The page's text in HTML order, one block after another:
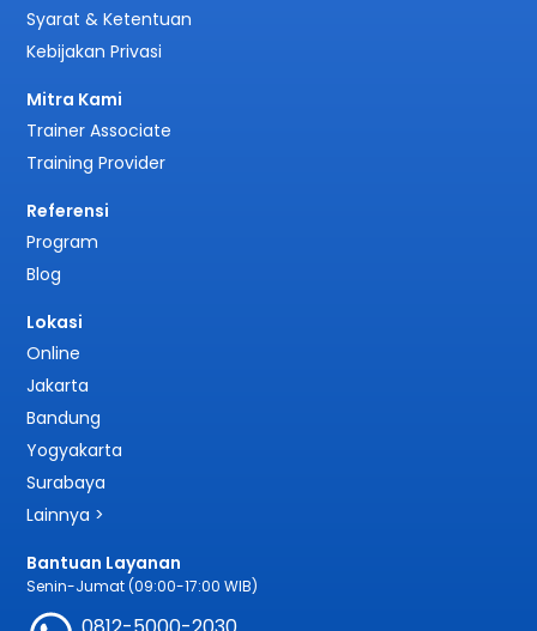
Syarat & Ketentuan
Kebijakan Privasi
Mitra Kami
Trainer Associate
Training Provider
Referensi
Program
Blog
Lokasi
Online
Jakarta
Bandung
Yogyakarta
Surabaya
Lainnya >
Bantuan Layanan
Senin-Jumat (09:00-17:00 WIB)